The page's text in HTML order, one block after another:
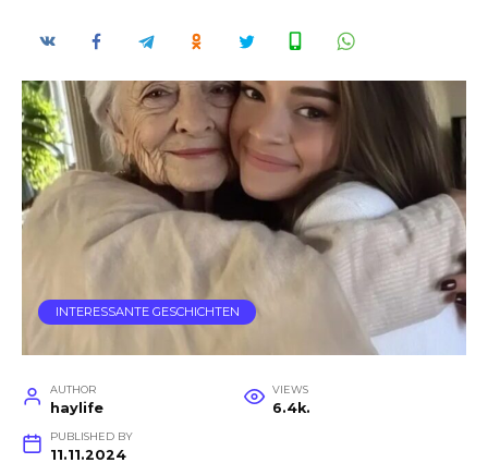
INTERESSANTE GESCHICHTEN
AUTHOR
haylife
VIEWS
6.4k.
PUBLISHED BY
11.11.2024